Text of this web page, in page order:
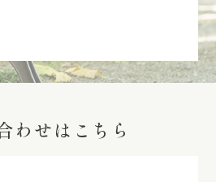
わせはこちら